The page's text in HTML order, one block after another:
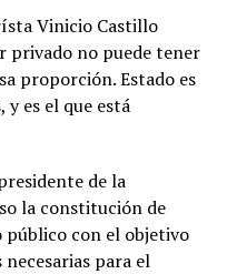
Vinicio Castillo
privado no puede tener
proporción. Estado es
es el que está
de la
la constitución de
público con el objetivo
para el